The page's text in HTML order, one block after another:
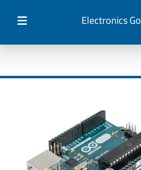
Electronics Go